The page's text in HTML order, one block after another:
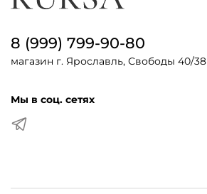
8 (999) 799-90-80
магазин г. Ярославль, Свободы 40/38
Мы в соц. сетях